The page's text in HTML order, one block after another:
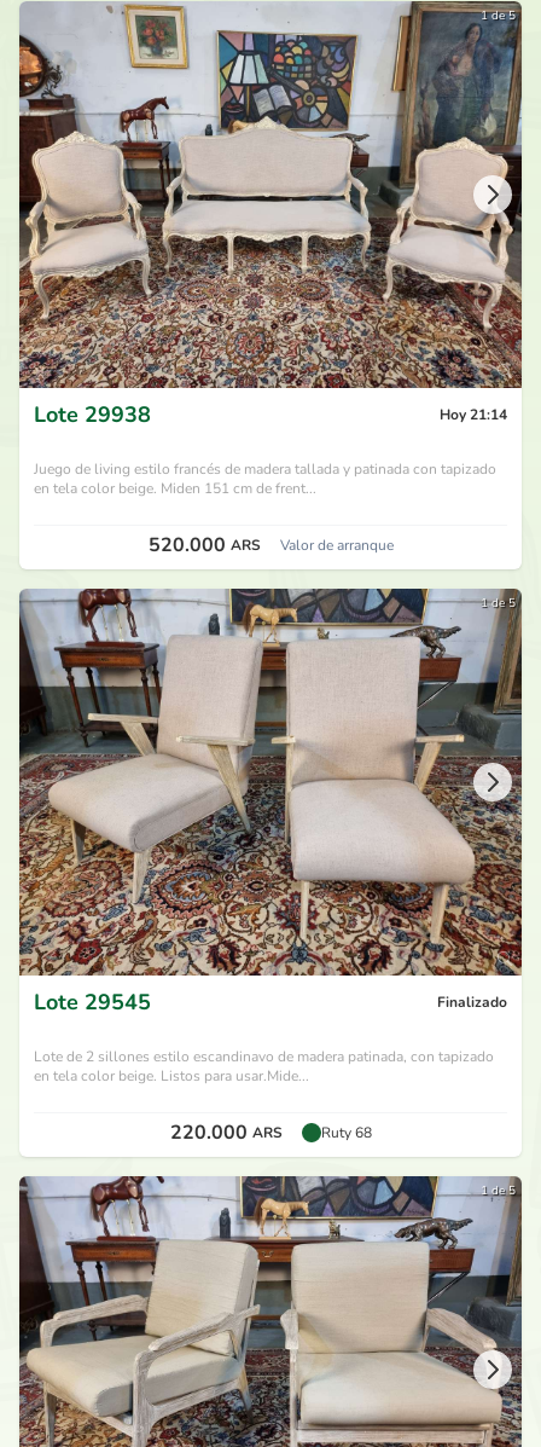
1 de 5
Lote 29938 Hoy 21:14
Juego de living estilo francés de madera tallada y patinada con tapizado
en tela color beige. Miden 151 cm de frent...
520.000 ARS Valor de arranque
1 de 5
Lote 29545 Finalizado
Lote de 2 sillones estilo escandinavo de madera patinada, con tapizado
en tela color beige. Listos para usar.Mide...
220.000 ARS Ruty 68
1 de 5